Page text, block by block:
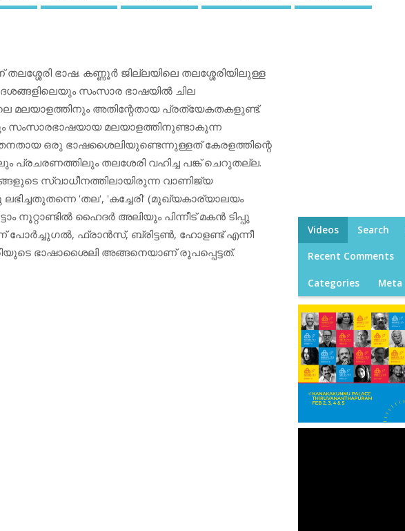
ഭാഷ. കണ്ണൂര്‍ ജില്ലയിലെ തലശ്ശേരിയിലുള്ള
സംസാര ഭാഷയില്‍ ചില
മലയാളത്തിനും അതിന്റേതായ പ്രത്യേകതകളുണ്ട്.
സംസാരഭാഷയായ മലയാളത്തിനുണ്ടാകുന്ന
തനതായ ഒരു ഭാഷശൈലിയുണ്ടെന്നുള്ളത് കേരളത്തിന്റെ
തലശേരി വഹിച്ച പങ്ക് ചെറുതല്ല.
സ്വാധീനത്തിലായിരുന്ന വാണിജ്യ
'തല', 'കച്ചേരി' (മുഖ്യകാര്യാലയം
നൂറ്റാണ്ടില്‍ ഹൈദര്‍ അലിയും പിന്നീട് മകന്‍ ടിപ്പു
ഫ്രാന്‍സ്, ബ്രിട്ടണ്‍, ഹോളണ്ട് എന്നീ
ഭാഷാശൈലി അങ്ങനെയാണ് രൂപപ്പെട്ടത്.
Videos Search
Recent Comments
Categories Meta